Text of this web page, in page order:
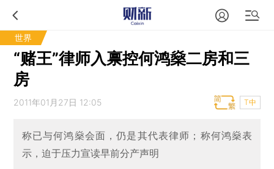
世界
“赌王”律师入禀控何鸿燊二房和三
房
2011年01月27日 12:05 T中
称已与何鸿燊会面，仍是其代表律师；称何鸿燊表
示，迫于压力宣读早前分产声明